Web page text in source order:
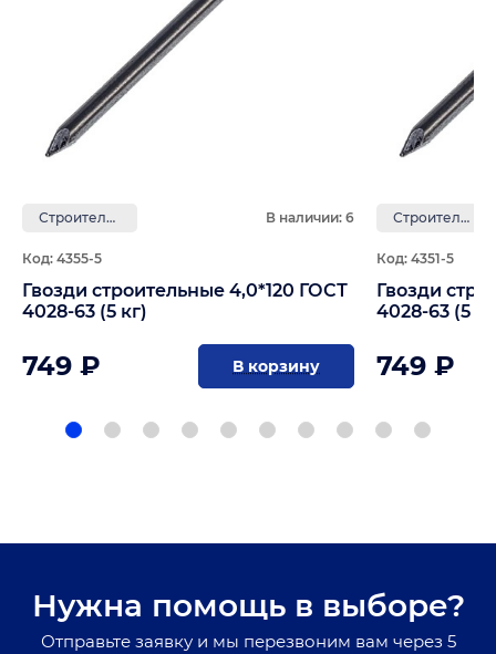
Строительные В наличии: 6
Код: 4355-5
Гвозди строительные 4,0*120 ГОСТ
4028-63 (5 кг)
749 ₽ В корзину
Строительные
Код: 4351-5
Гвозди
4028-63 (5
749 ₽
Нужна помощь в выборе?
Отправьте заявку и мы перезвоним вам через 5